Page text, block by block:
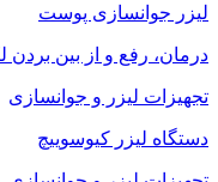
لیزر جوانسازی پوست
درمان، رفع و از بین بردن
تجهیزات لیزر و جوانسازی
دستگاه لیزر کیوسوییچ